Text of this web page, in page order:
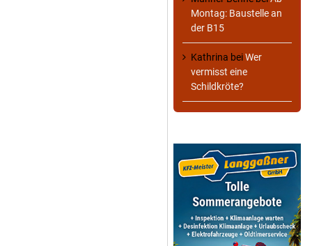
Montag: Baustelle an
der B15
Kathrina beiWer
vermisst eine
Schildkröte?